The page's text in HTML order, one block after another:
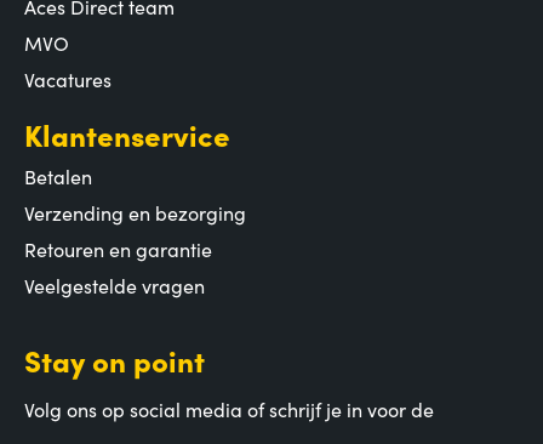
Aces Direct team
MVO
Vacatures
Klantenservice
Betalen
Verzending en bezorging
Retouren en garantie
Veelgestelde vragen
Stay on point
Volg ons op social media of schrijf je in voor de